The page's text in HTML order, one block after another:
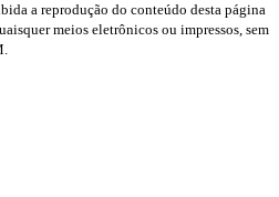
a reprodução do conteúdo desta página
meios eletrônicos ou impressos, sem